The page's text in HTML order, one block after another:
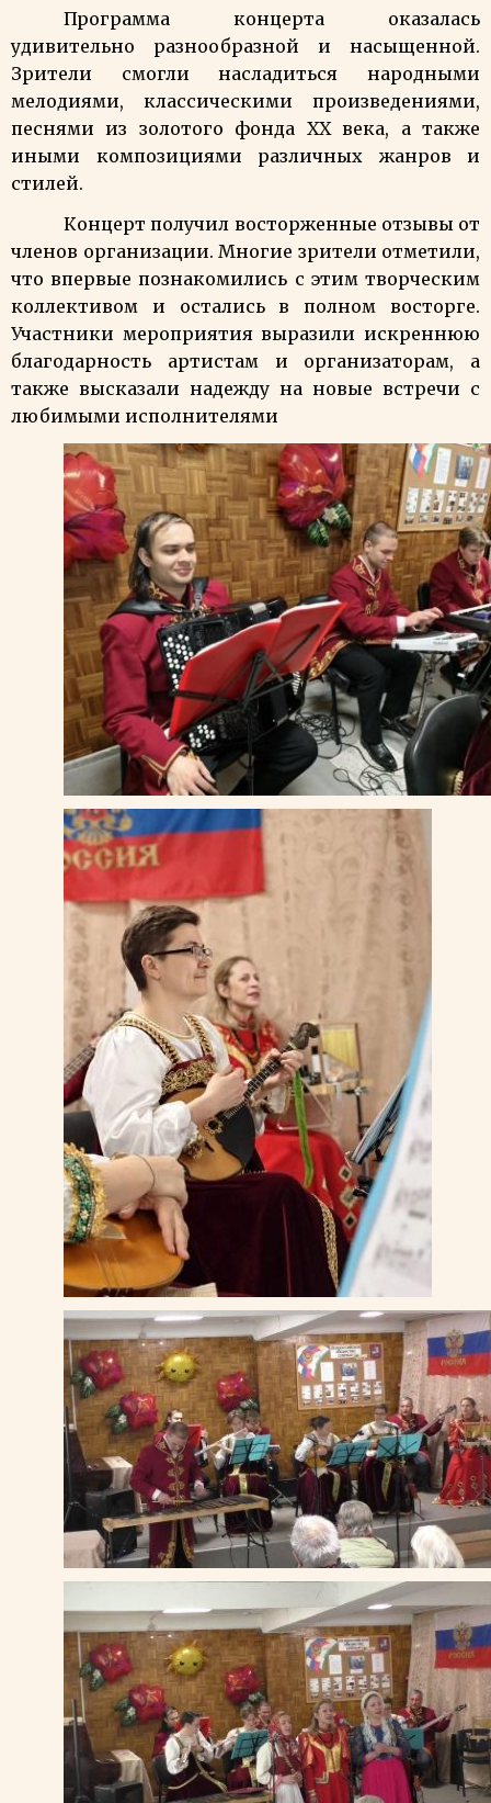
Программа концерта оказалась
удивительно разнообразной и насыщенной.
Зрители смогли насладиться народными
мелодиями, классическими произведениями,
песнями из золотого фонда XX века, а также
иными композициями различных жанров и
стилей.
Концерт получил восторженные отзывы от
членов организации. Многие зрители отметили,
что впервые познакомились с этим творческим
коллективом и остались в полном восторге.
Участники мероприятия выразили искреннюю
благодарность артистам и организаторам, а
также высказали надежду на новые встречи с
любимыми исполнителями